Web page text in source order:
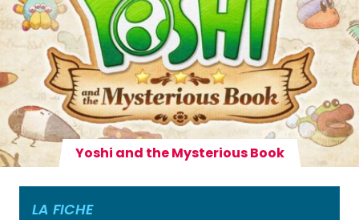
Yoshi and the Mysterious Book
LA FICHE